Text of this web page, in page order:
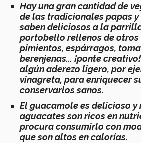
Hay una gran cantidad de
de las tradicionales papas
saben deliciosos a la
portobello rellenos de otros
pimientos, espárragos,
berenjenas... ¡ponte creativo!
algún aderezo ligero, por
vinagreta, para enriquecer
conservarlos sanos.
El guacamole es delicioso y
aguacates son ricos en
procura consumirlo con
que son altos en calorías.